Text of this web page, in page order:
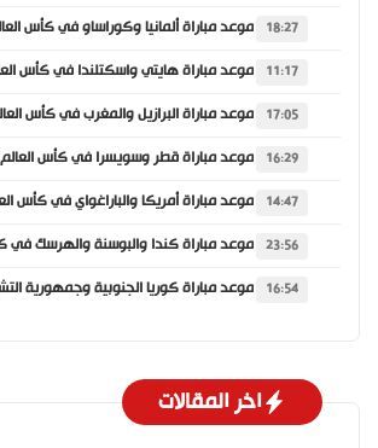
18:27
11:17
17:05
16:29
14:47
23:56
16:54
اخر المقالات